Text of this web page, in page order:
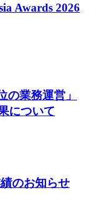
Awards 2026
の業務運営」
について
のお知らせ